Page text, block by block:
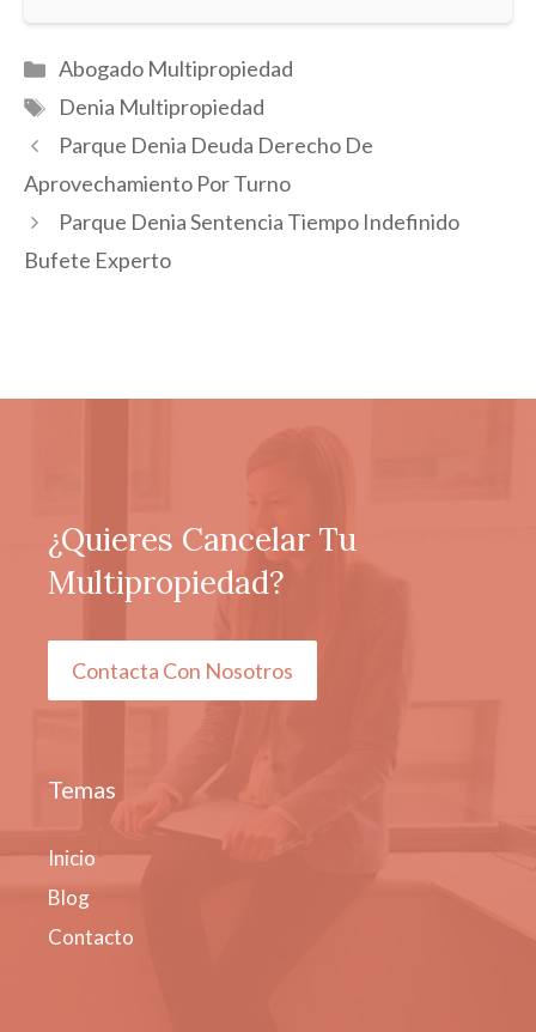
Categorías
Abogado Multipropiedad
Etiquetas
Denia Multipropiedad
Parque Denia Deuda Derecho De
Aprovechamiento Por Turno
Parque Denia Sentencia Tiempo Indefinido
Bufete Experto
¿Quieres Cancelar Tu
Multipropiedad?
Contacta Con Nosotros
Temas
Inicio
Blog
Contacto